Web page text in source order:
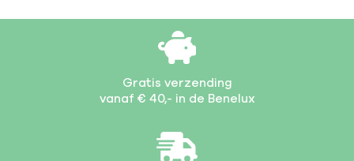
Gratis verzending
vanaf € 40,- in de Benelux